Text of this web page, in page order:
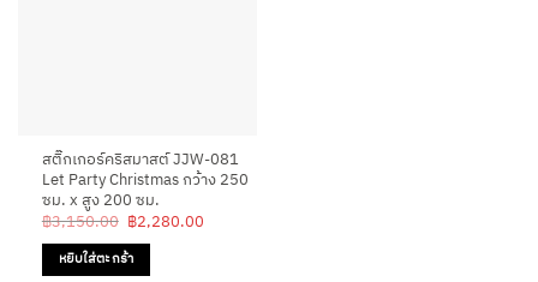
สติ๊กเกอร์คริสมาสต์ JJW-081
Let Party Christmas กว้าง 250
ซม. x สูง 200 ซม.
฿3,150.00 Original
price
was:
฿3,150.00.
฿2,280.00Current
หยิบใส่ตะกร้า